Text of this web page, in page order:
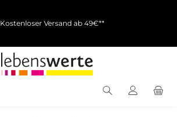
Kostenloser Versand ab 49€**